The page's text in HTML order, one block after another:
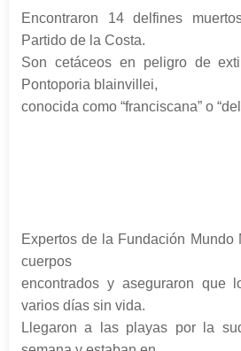
Encontraron 14 delfines
Partido de la Costa.
Son cetáceos en peligro de
Pontoporia blainvillei,
conocida como “franciscana” o
Expertos de la Fundación Mundo
cuerpos
encontrados y aseguraron que
varios días sin vida.
Llegaron a las playas por la